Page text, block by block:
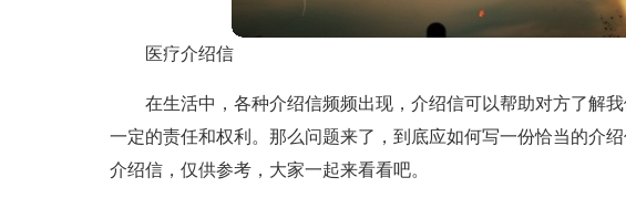
医疗介绍信
在生活中，各种介绍信频频出现，介绍信可以帮助对方了解
一定的责任和权利。那么问题来了，到底应如何写一份恰当的介
介绍信，仅供参考，大家一起来看看吧。